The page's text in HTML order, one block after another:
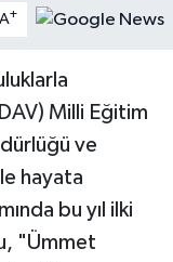
A+
Milli Eğitim
ve
hayata
bu yıl ilki
"Ümmet